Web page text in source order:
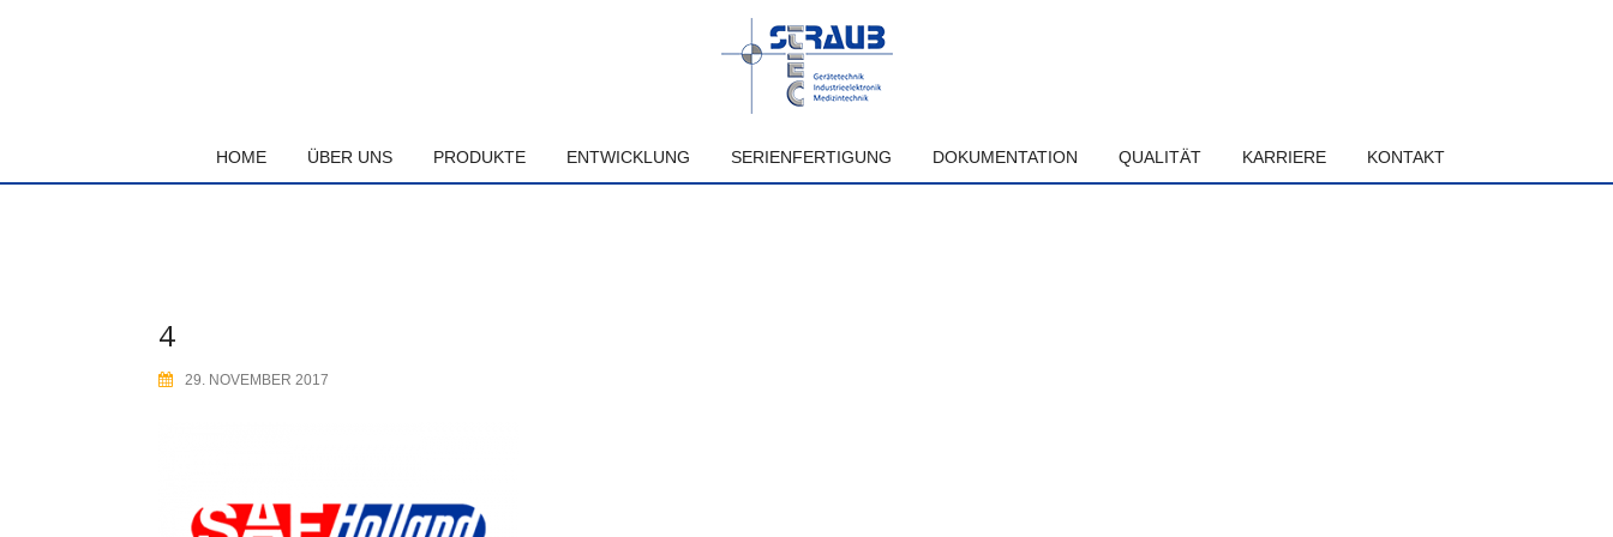
HOME ÜBER UNS PRODUKTE ENTWICKLUNG SERIENFERTIGUNG DOKUMENTATION QUALITÄT KARRIERE KONTAKT
4
29. NOVEMBER 2017